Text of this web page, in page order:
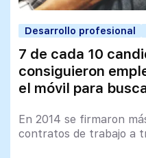
Desarrollo profesional
7 de cada 10
consiguieron
el móvil para
En 2014 se firmaron
contratos de trabajo a